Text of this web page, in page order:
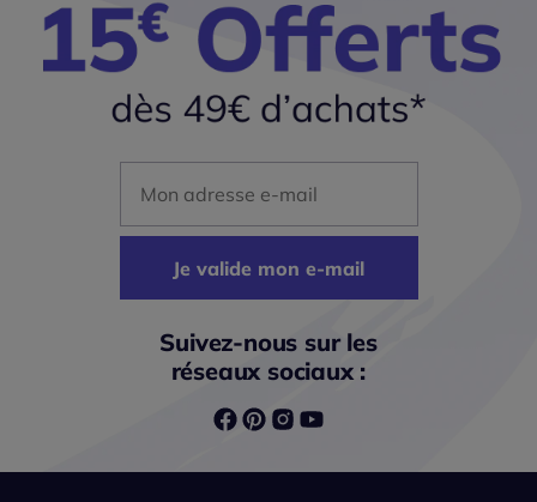
Je valide mon e-mail
Suivez-nous sur les
réseaux sociaux :